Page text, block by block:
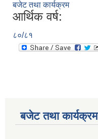
बजेट तथा कार्यक्रम
आर्थिक वर्ष:
८०/८१
बजेट तथा कार्यक्रम